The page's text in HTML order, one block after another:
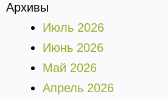
Архивы
Июль 2026
Июнь 2026
Май 2026
Апрель 2026